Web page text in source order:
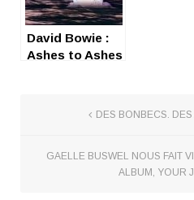
David Bowie :
Ashes to Ashes
DES BONBECS.
GAELLE BUSWEL NOUS FAIT
ALBUM, YOUR